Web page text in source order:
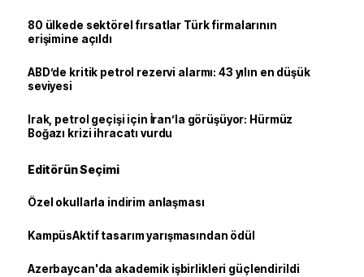
80 ülkede sektörel fırsatlar Türk firmalarının
erişimine açıldı
ABD’de kritik petrol rezervi alarmı: 43 yılın en düşük
seviyesi
Irak, petrol geçişi için İran’la görüşüyor: Hürmüz
Boğazı krizi ihracatı vurdu
Editörün Seçimi
Özel okullarla indirim anlaşması
KampüsAktif tasarım yarışmasından ödül
Azerbaycan'da akademik işbirlikleri güçlendirildi